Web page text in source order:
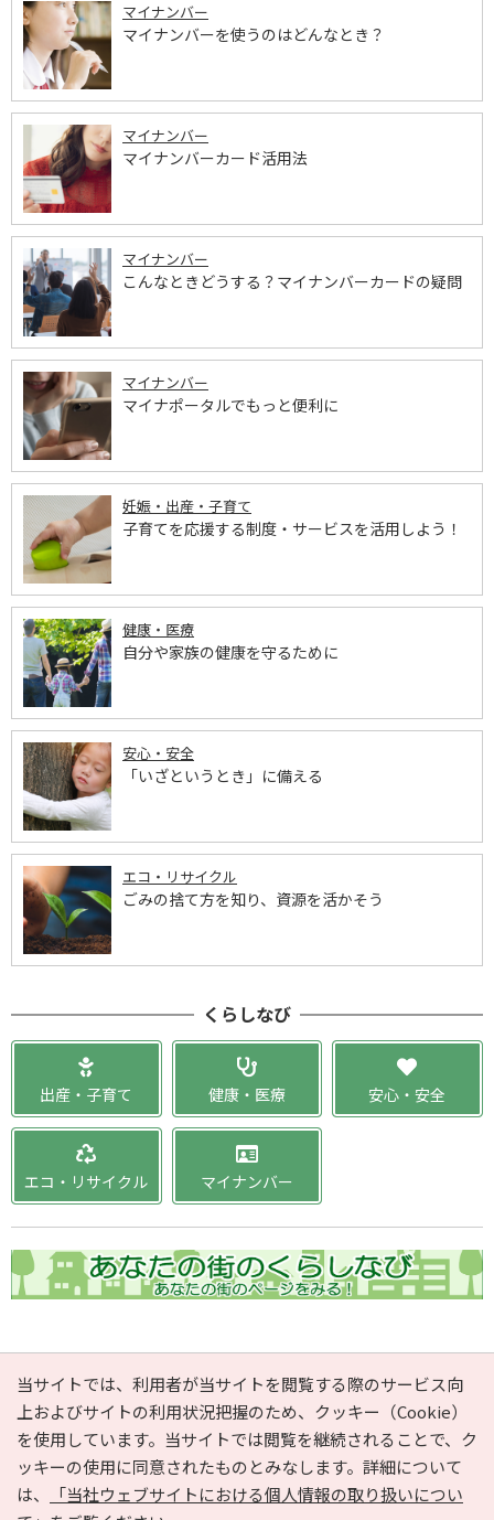
マイナンバー
マイナンバーを使うのはどんなとき？
マイナンバー
マイナンバーカード活用法
マイナンバー
こんなときどうする？マイナンバーカードの疑問
マイナンバー
マイナポータルでもっと便利に
妊娠・出産・子育て
子育てを応援する制度・サービスを活用しよう！
健康・医療
自分や家族の健康を守るために
安心・安全
「いざというとき」に備える
エコ・リサイクル
ごみの捨て方を知り、資源を活かそう
くらしなび
出産・子育て 健康・医療 安心・安全
エコ・リサイクル マイナンバー
PAGE TOP
当サイトでは、利用者が当サイトを閲覧する際のサービス向
上およびサイトの利用状況把握のため、クッキー（Cookie）
を使用しています。当サイトでは閲覧を継続されることで、ク
ッキーの使用に同意されたものとみなします。詳細について
は、
「当社ウェブサイトにおける個人情報の取り扱いについ
e-NAVITA（イーナビタ）とは？ お気に入り
ヘルプ
利用規約
個人情報の取り扱いについて
運営会社
サイトマップ
広告掲載に関するお問い合わせ